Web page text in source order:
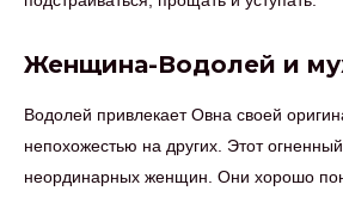
Женщина-Водолей и
Водолей привлекает Овна своей
непохожестью на других. Этот
неординарных женщин. Они хорошо